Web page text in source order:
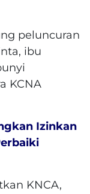
peluncuran
ibu
KCNA
Izinkan
KNCA,